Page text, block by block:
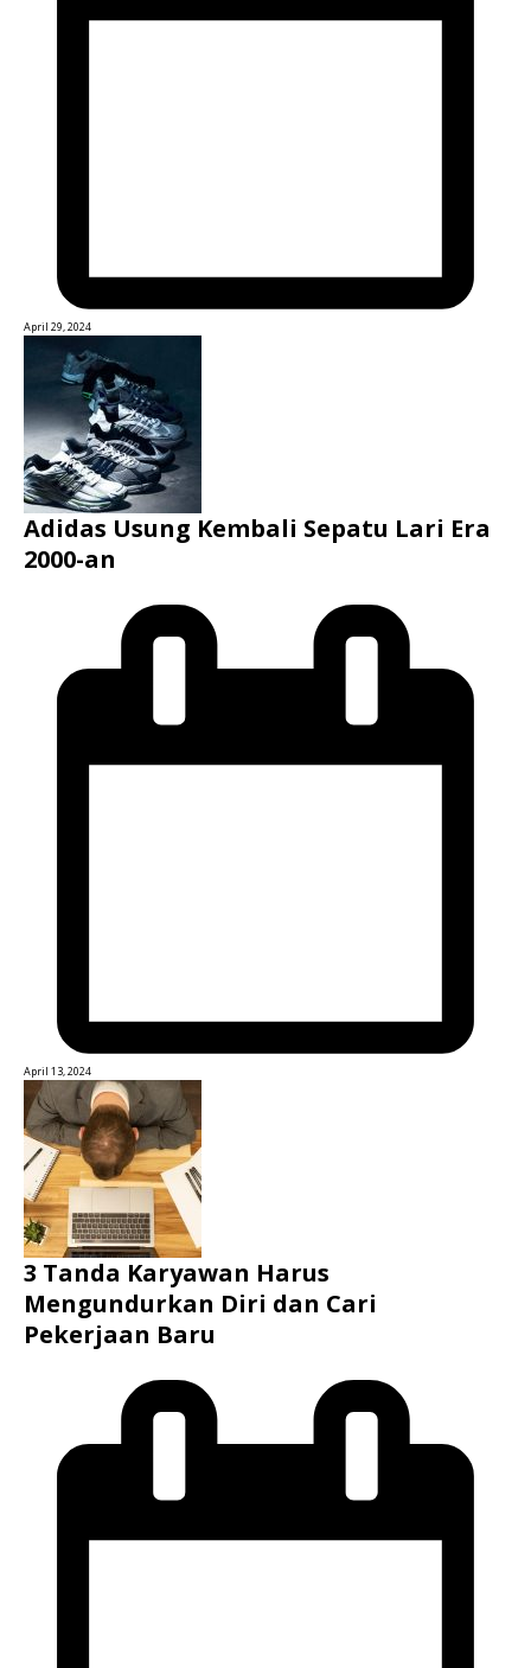
April 29, 2024
Adidas Usung Kembali Sepatu Lari Era
2000-an
April 13, 2024
3 Tanda Karyawan Harus
Mengundurkan Diri dan Cari
Pekerjaan Baru